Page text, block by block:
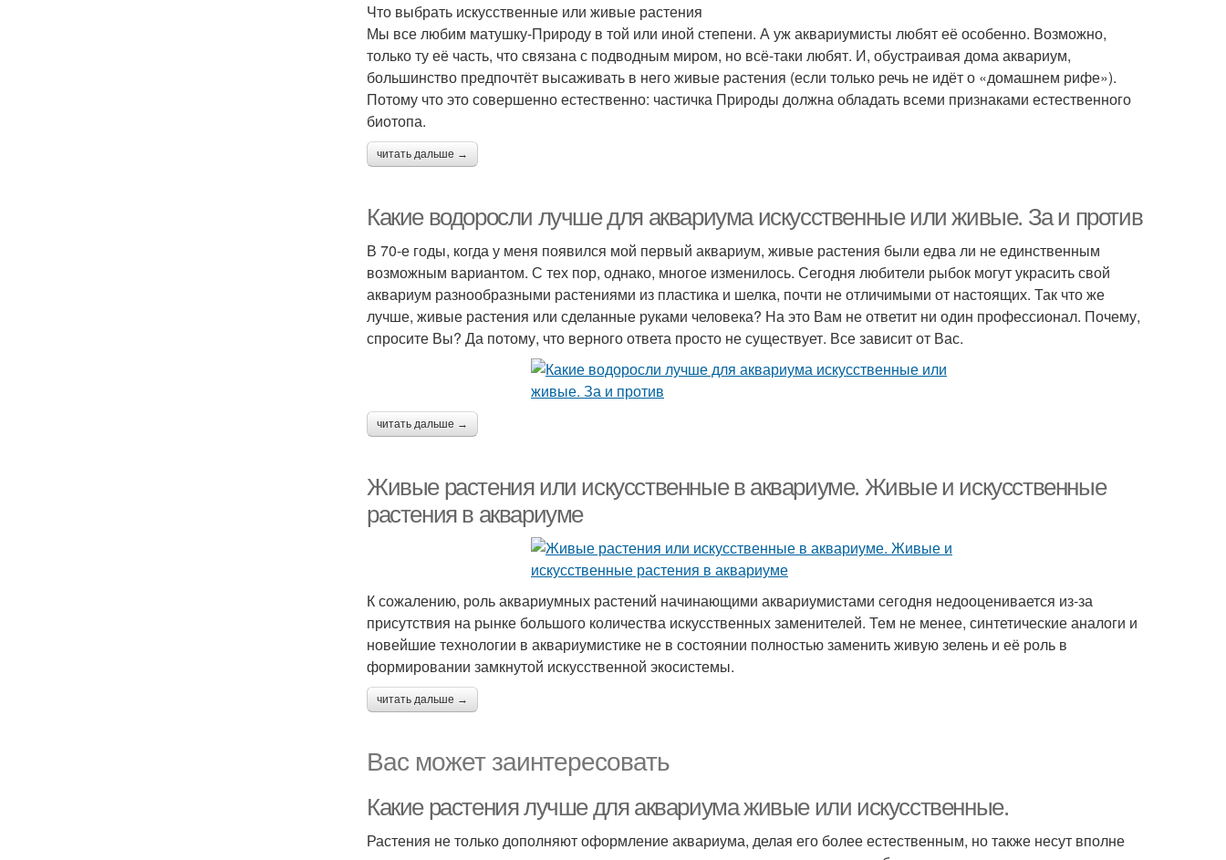
Что выбрать искусственные или живые растения
Мы все любим матушку-Природу в той или иной степени. А уж аквариумисты любят её особенно. Возможно,
только ту её часть, что связана с подводным миром, но всё-таки любят. И, обустраивая дома аквариум,
большинство предпочтёт высаживать в него живые растения (если только речь не идёт о «домашнем рифе»).
Потому что это совершенно естественно: частичка Природы должна обладать всеми признаками естественного
биотопа.
читать дальше →
Какие водоросли лучше для аквариума искусственные или живые. За и против
В 70-е годы, когда у меня появился мой первый аквариум, живые растения были едва ли не единственным
возможным вариантом. С тех пор, однако, многое изменилось. Сегодня любители рыбок могут украсить свой
аквариум разнообразными растениями из пластика и шелка, почти не отличимыми от настоящих. Так что же
лучше, живые растения или сделанные руками человека? На это Вам не ответит ни один профессионал. Почему,
спросите Вы? Да потому, что верного ответа просто не существует. Все зависит от Вас.
читать дальше →
Живые растения или искусственные в аквариуме. Живые и искусственные
растения в аквариуме
К сожалению, роль аквариумных растений начинающими аквариумистами сегодня недооценивается из-за
присутствия на рынке большого количества искусственных заменителей. Тем не менее, синтетические аналоги и
новейшие технологии в аквариумистике не в состоянии полностью заменить живую зелень и её роль в
формировании замкнутой искусственной экосистемы.
читать дальше →
Вас может заинтересовать
Какие растения лучше для аквариума живые или искусственные.
Растения не только дополняют оформление аквариума, делая его более естественным, но также несут вполне